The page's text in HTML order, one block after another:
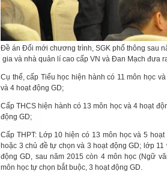
Đề án Đổi mới chương trình, SGK phổ thông sau
gia và nhà quản lí cao cấp VN và Đan Mạch đưa
Cụ thể, cấp Tiểu học hiện hành có 11 môn học
và 4 hoạt động GD;
Cấp THCS hiện hành có 13 môn học và 4 hoạt
động GD;
Cấp THPT: Lớp 10 hiện có 13 môn học và 5
hoặc 3 chủ đề tự chọn và 3 hoạt động GD; lớp
động GD, sau năm 2015 còn 4 môn học (Ngữ
môn học tự chọn bắt buộc, 3 hoạt động GD.